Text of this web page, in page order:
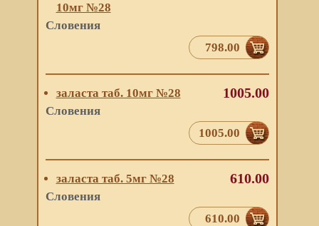
10мг №28
Словения
798.00
заласта таб. 10мг №28
Словения
1005.00
1005.00
заласта таб. 5мг №28
Словения
610.00
610.00